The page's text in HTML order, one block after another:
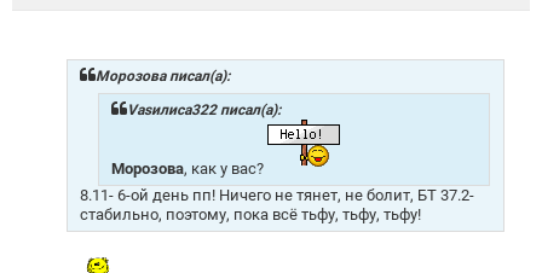
Морозова писал(а):
Vasилиса322 писал(а):
Морозова, как у вас?
8.11- 6-ой день пп! Ничего не тянет, не болит, БТ 37.2-
стабильно, поэтому, пока всё тьфу, тьфу, тьфу!